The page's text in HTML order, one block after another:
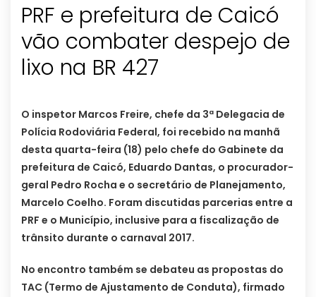
PRF e prefeitura de Caicó
vão combater despejo de
lixo na BR 427
O inspetor Marcos Freire, chefe da 3ª Delegacia de
Polícia Rodoviária Federal, foi recebido na manhã
desta quarta-feira (18) pelo chefe do Gabinete da
prefeitura de Caicó, Eduardo Dantas, o procurador-
geral Pedro Rocha e o secretário de Planejamento,
Marcelo Coelho. Foram discutidas parcerias entre a
PRF e o Município, inclusive para a fiscalização de
trânsito durante o carnaval 2017.
No encontro também se debateu as propostas do
TAC (Termo de Ajustamento de Conduta), firmado